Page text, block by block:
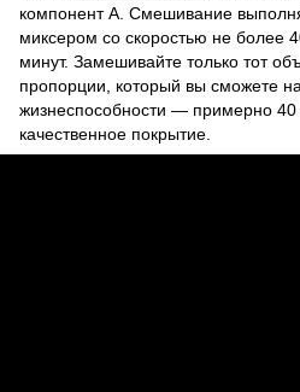
компонент A. Смешивание
миксером со скоростью не более
минут. Замешивайте только тот
пропорции, который вы сможете
жизнеспособности — примерно 40
качественное покрытие.